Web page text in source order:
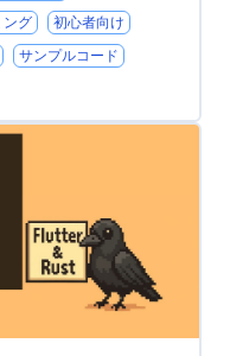
ング
初心者向け
サンプルコード